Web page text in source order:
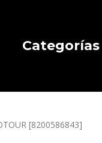
Categorías
[8200586843]